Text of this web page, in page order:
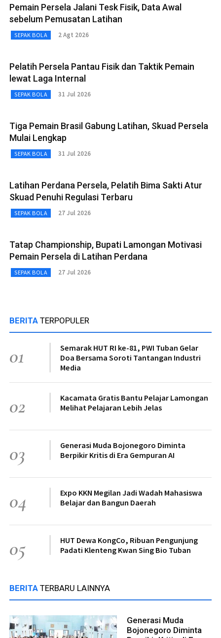
Pemain Persela Jalani Tesk Fisik, Data Awal
sebelum Pemusatan Latihan
SEPAK BOLA 2 Agt 2026
Pelatih Persela Pantau Fisik dan Taktik Pemain
lewat Laga Internal
SEPAK BOLA 31 Jul 2026
Tiga Pemain Brasil Gabung Latihan, Skuad Persela
Mulai Lengkap
SEPAK BOLA 31 Jul 2026
Latihan Perdana Persela, Pelatih Bima Sakti Atur
Skuad Penuhi Regulasi Terbaru
SEPAK BOLA 27 Jul 2026
Tatap Championship, Bupati Lamongan Motivasi
Pemain Persela di Latihan Perdana
SEPAK BOLA 27 Jul 2026
BERITA TERPOPULER
01
Semarak HUT RI ke-81, PWI Tuban Gelar
Doa Bersama Soroti Tantangan Industri
Media
02
Kacamata Gratis Bantu Pelajar Lamongan
Melihat Pelajaran Lebih Jelas
03
Generasi Muda Bojonegoro Diminta
Berpikir Kritis di Era Gempuran AI
04
Expo KKN Megilan Jadi Wadah Mahasiswa
Belajar dan Bangun Daerah
05
HUT Dewa KongCo, Ribuan Pengunjung
Padati Klenteng Kwan Sing Bio Tuban
BERITA TERBARU LAINNYA
Generasi Muda
Bojonegoro Diminta